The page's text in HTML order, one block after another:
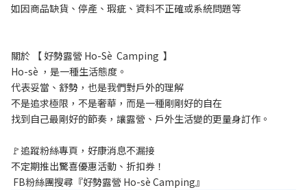
如因商品缺貨、停產、瑕疵、資料不正確或系統問題等
關於 【 好勢露營 Ho-Sè  Camping  】
Ho-sè ，是一種生活態度。
代表妥當、舒勢，也是我們對戶外的理解
不是追求極限，不是奢華，而是一種剛剛好的自在
找到自己最剛好的節奏，讓露營、戶外生活變的更量身訂作。
🚩追蹤粉絲專頁，好康消息不漏接
不定期推出驚喜優惠活動、折扣券！
FB粉絲團搜尋『好勢露營 Ho-sè Camping』